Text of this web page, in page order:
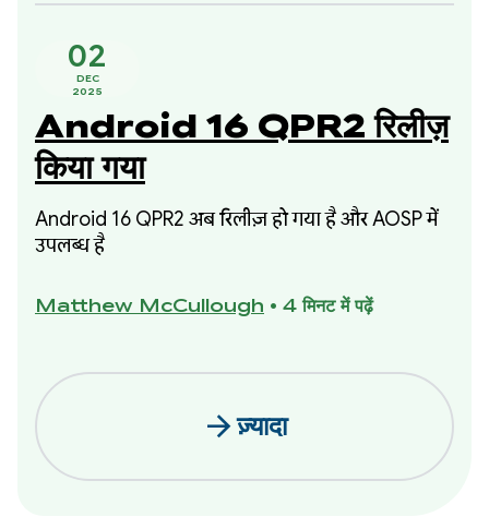
02
DEC
2025
Android 16 QPR2 रिलीज़
किया गया
Android 16 QPR2 अब रिलीज़ हो गया है और AOSP में
उपलब्ध है
Matthew McCullough • 4 मिनट में पढ़ें
arrow_forwardज़्यादा